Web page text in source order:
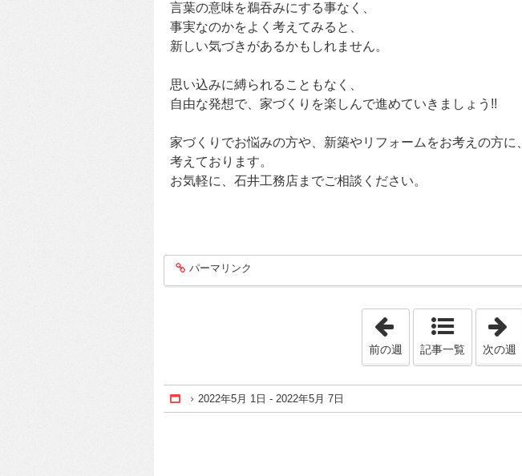
言葉の意味を鵜吞みにする事なく、
事実なのかをよく考えてみると、
新しい気づきがあるかもしれません。
思い込みに縛られることもなく、
自由な発想で、家づくりを楽しんで進めていきましょう!!
家づくりでお悩みの方や、新築やリフォームをお考えの方に
考えております。
お気軽に、石井工務店までご相談ください。
entry221
パーマリンク
「2022年4月10日 -
前の週 記事一覧 次の週
Home
2022年5月 1日 - 2022年5月 7日